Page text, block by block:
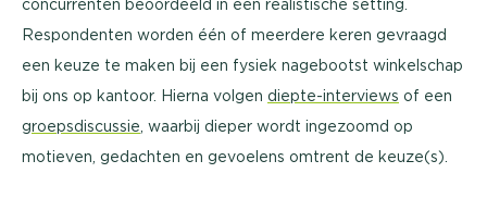
concurrenten beoordeeld in een realistische setting.
Respondenten worden één of meerdere keren gevraagd
een keuze te maken bij een fysiek nagebootst winkelschap
bij ons op kantoor. Hierna volgen diepte-interviews of een
groepsdiscussie , waarbij dieper wordt ingezoomd op
motieven, gedachten en gevoelens omtrent de keuze(s).